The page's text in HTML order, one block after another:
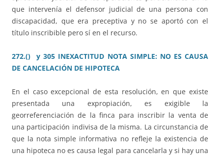
que intervenía el defensor judicial de una persona con
discapacidad, que era preceptiva y no se aportó con el
título inscribible pero sí en el recurso.
272.() y 305 INEXACTITUD NOTA SIMPLE: NO ES CAUSA
DE CANCELACIÓN DE HIPOTECA
En el caso excepcional de esta resolución, en que existe
presentada una expropiación, es exigible la
georreferenciación de la finca para inscribir la venta de
una participación indivisa de la misma. La circunstancia de
que la nota simple informativa no refleje la existencia de
una hipoteca no es causa legal para cancelarla y si hay una